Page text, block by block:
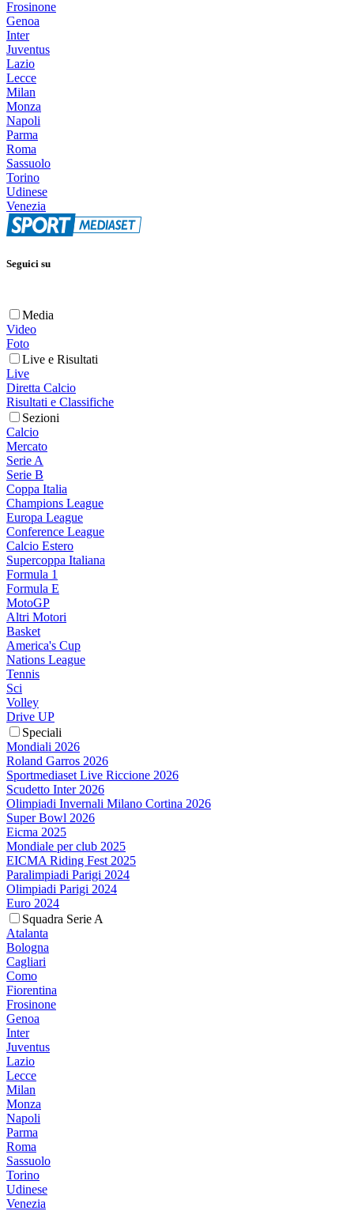
Frosinone
Genoa
Inter
Juventus
Lazio
Lecce
Milan
Monza
Napoli
Parma
Roma
Sassuolo
Torino
Udinese
Venezia
Seguici su
Media
Video
Foto
Live e Risultati
Live
Diretta Calcio
Risultati e Classifiche
Sezioni
Calcio
Mercato
Serie A
Serie B
Coppa Italia
Champions League
Europa League
Conference League
Calcio Estero
Supercoppa Italiana
Formula 1
Formula E
MotoGP
Altri Motori
Basket
America's Cup
Nations League
Tennis
Sci
Volley
Drive UP
Speciali
Mondiali 2026
Roland Garros 2026
Sportmediaset Live Riccione 2026
Scudetto Inter 2026
Olimpiadi Invernali Milano Cortina 2026
Super Bowl 2026
Eicma 2025
Mondiale per club 2025
EICMA Riding Fest 2025
Paralimpiadi Parigi 2024
Olimpiadi Parigi 2024
Euro 2024
Squadra Serie A
Atalanta
Bologna
Cagliari
Como
Fiorentina
Frosinone
Genoa
Inter
Juventus
Lazio
Lecce
Milan
Monza
Napoli
Parma
Roma
Sassuolo
Torino
Udinese
Venezia